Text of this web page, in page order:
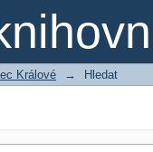
Králové → Hledat